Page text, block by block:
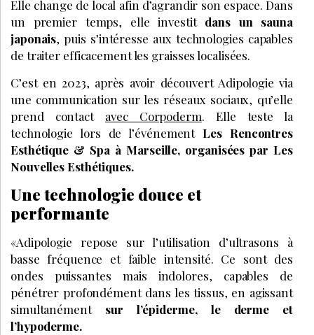
Elle change de local afin d’agrandir son espace. Dans
un premier temps, elle investitdans un sauna
japonais, puis s’intéresse aux technologies capables
de traiter efficacement les graisses localisées.
C’est en 2023, après avoir découvert Adipologie via
une communication sur les réseaux sociaux, qu’elle
prend contact avec Corpoderm. Elle teste la
technologie lors de l’événement Les Rencontres
Esthétique & Spa à Marseille, organisées par Les
Nouvelles Esthétiques.
Une technologie douce et
performante
«Adipologie repose sur l’utilisation d’ultrasons à
basse fréquence et faible intensité. Ce sont des
ondes puissantes mais indolores, capables de
pénétrer profondément dans les tissus, en agissant
simultanément sur l’épiderme, le derme et
l’hypoderme.